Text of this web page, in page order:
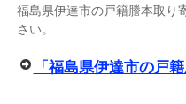
福島県伊達市の戸籍謄本取り
さい。
「福島県伊達市の戸